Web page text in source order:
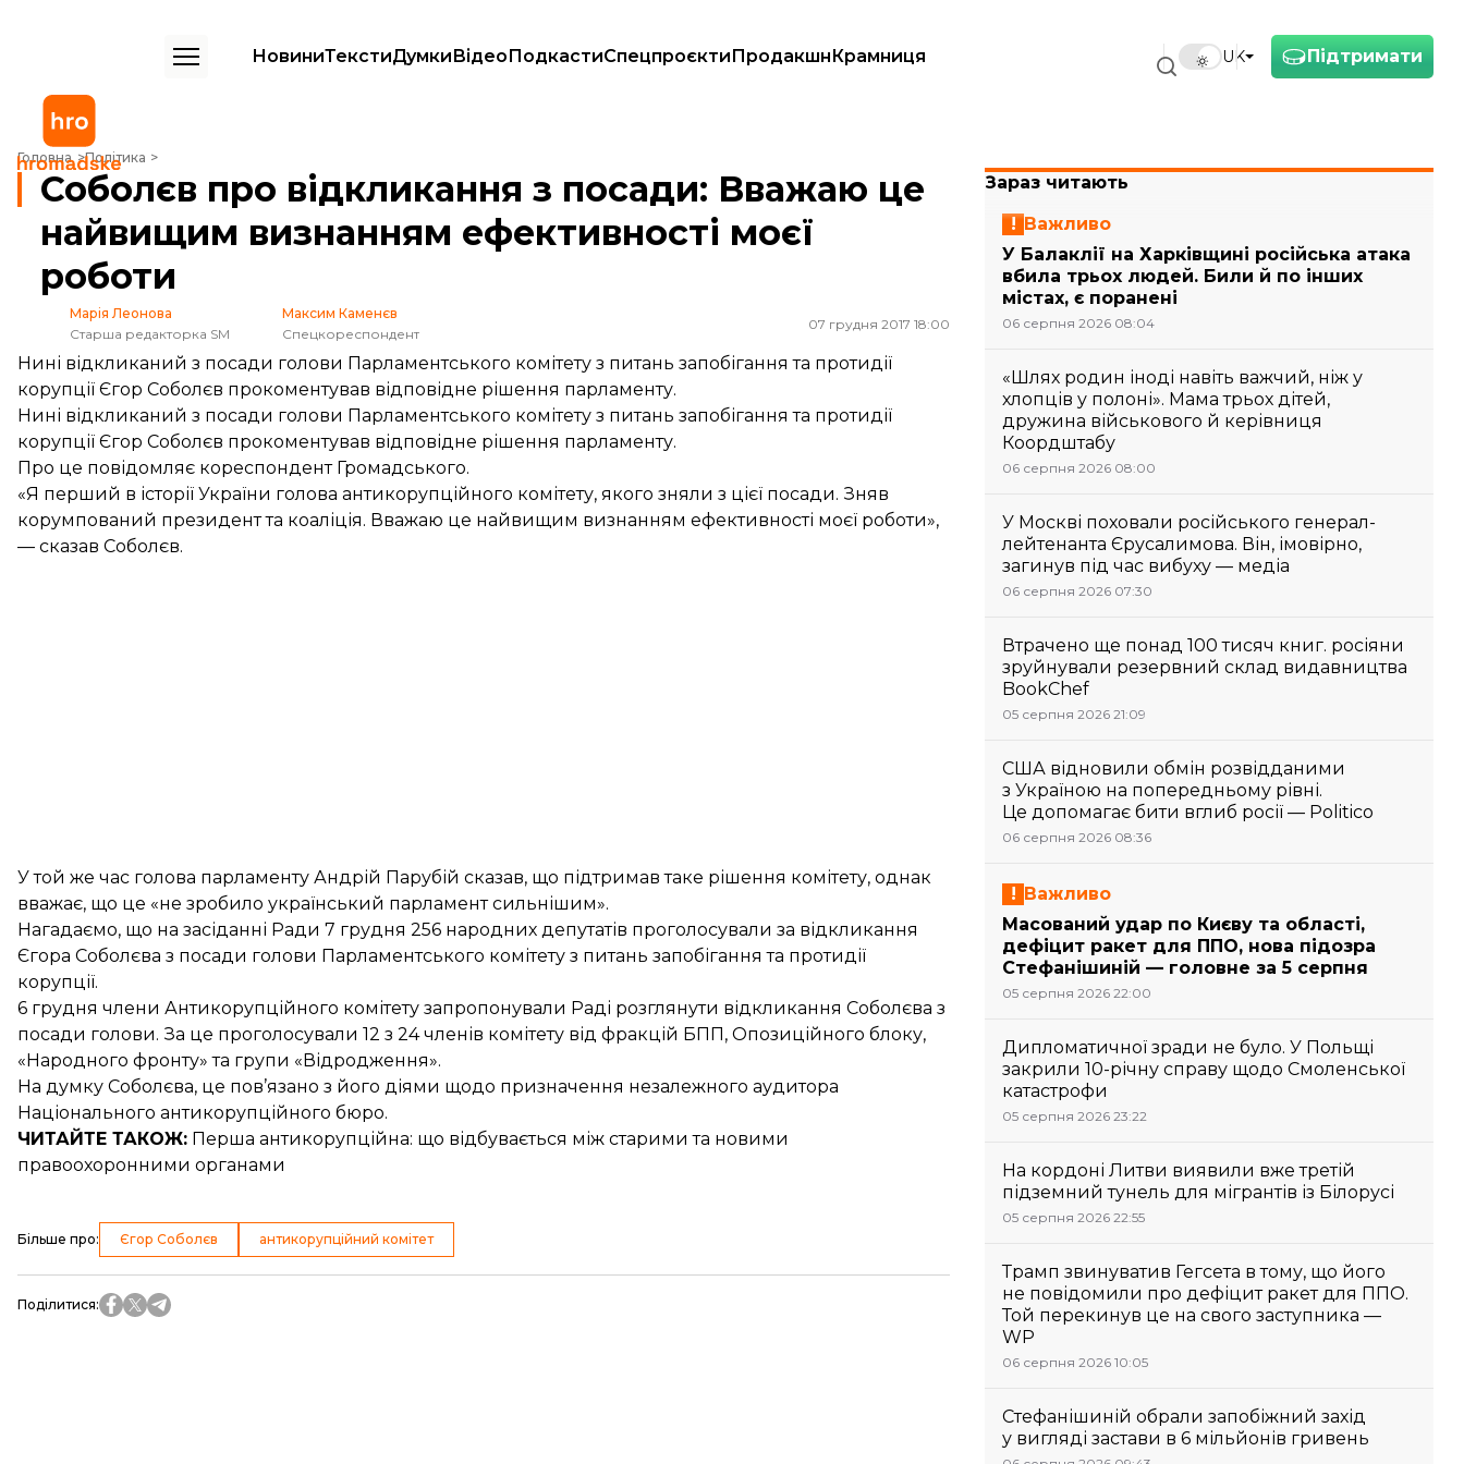
Підтримати
UK
НовиниТекстиДумкиВідеоПодкастиСпецпроєктиПродакшнКрамниця
Головна Політика
Соболєв про відкликання з посади: Вважаю це найвищим визнанням ефективності моєї роботи
Соболєв про відкликання з посади: Вважаю це
найвищим визнанням ефективності моєї
роботи
Марія Леонова
Старша редакторка SM
Максим Каменєв
Спецкореспондент
07 грудня 2017 18:00
Нині відкликаний з посади голови Парламентського комітету з питань запобігання та протидії
корупції Єгор Соболєв прокоментував відповідне рішення парламенту.
Нині відкликаний з посади голови Парламентського комітету з питань запобігання та протидії
корупції Єгор Соболєв прокоментував відповідне рішення парламенту.
Про це повідомляє кореспондент Громадського.
«Я перший в історії України голова антикорупційного комітету, якого зняли з цієї посади. Зняв
корумпований президент та коаліція. Вважаю це найвищим визнанням ефективності моєї роботи»,
— сказав Соболєв.
У той же час голова парламенту Андрій Парубій сказав, що підтримав таке рішення комітету, однак
вважає, що це «не зробило український парламент сильнішим».
Нагадаємо, що на засіданні Ради 7 грудня 256 народних депутатів проголосували за відкликання
Єгора Соболєва з посади голови Парламентського комітету з питань запобігання та протидії
корупції.
6 грудня члени Антикорупційного комітету запропонували Раді розглянути відкликання Соболєва з
посади голови. За це проголосували 12 з 24 членів комітету від фракцій БПП, Опозиційного блоку,
«Народного фронту» та групи «Відродження».
На думку Соболєва, це пов’язано з його діями щодо призначення незалежного аудитора
Національного антикорупційного бюро.
ЧИТАЙТЕ ТАКОЖ: Перша антикорупційна: що відбувається між старими та новими
правоохоронними органами
Більше про: Єгор Соболєв антикорупційний комітет
Поділитися:
Зараз читають
Важливо
У Балаклії на Харківщині російська атака
вбила трьох людей. Били й по інших
містах, є поранені
06 серпня 2026 08:04
«Шлях родин іноді навіть важчий, ніж у
хлопців у полоні». Мама трьох дітей,
дружина військового й керівниця
Коордштабу
06 серпня 2026 08:00
У Москві поховали російського генерал-
лейтенанта Єрусалимова. Він, імовірно,
загинув під час вибуху — медіа
06 серпня 2026 07:30
Втрачено ще понад 100 тисяч книг. росіяни
зруйнували резервний склад видавництва
BookChef
05 серпня 2026 21:09
США відновили обмін розвідданими
з Україною на попередньому рівні.
Це допомагає бити вглиб росії — Politico
06 серпня 2026 08:36
Важливо
Масований удар по Києву та області,
дефіцит ракет для ППО, нова підозра
Стефанішиній — головне за 5 серпня
05 серпня 2026 22:00
Дипломатичної зради не було. У Польщі
закрили 10-річну справу щодо Смоленської
катастрофи
05 серпня 2026 23:22
На кордоні Литви виявили вже третій
підземний тунель для мігрантів із Білорусі
05 серпня 2026 22:55
Трамп звинуватив Гегсета в тому, що його
не повідомили про дефіцит ракет для ППО.
Той перекинув це на свого заступника —
WP
06 серпня 2026 10:05
Стефанішиній обрали запобіжний захід
у вигляді застави в 6 мільйонів гривень